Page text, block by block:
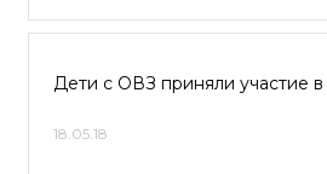
Дети с ОВЗ приняли участие в
18.05.18